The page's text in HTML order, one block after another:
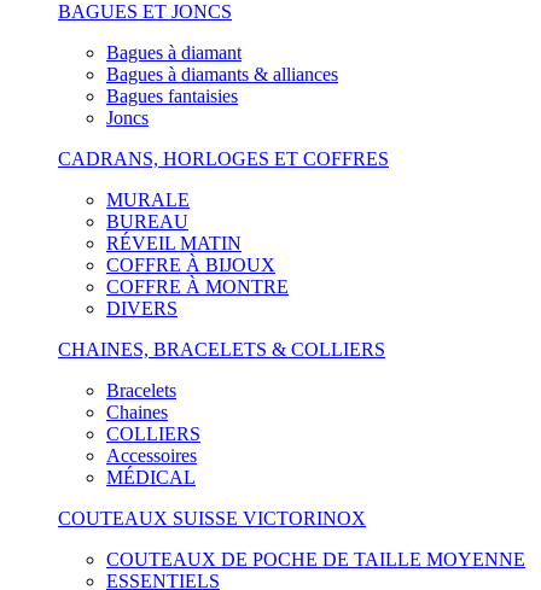
BAGUES ET JONCS
Bagues à diamant
Bagues à diamants & alliances
Bagues fantaisies
Joncs
CADRANS, HORLOGES ET COFFRES
MURALE
BUREAU
RÉVEIL MATIN
COFFRE À BIJOUX
COFFRE À MONTRE
DIVERS
CHAINES, BRACELETS & COLLIERS
Bracelets
Chaines
COLLIERS
Accessoires
MÉDICAL
COUTEAUX SUISSE VICTORINOX
COUTEAUX DE POCHE DE TAILLE MOYENNE
ESSENTIELS